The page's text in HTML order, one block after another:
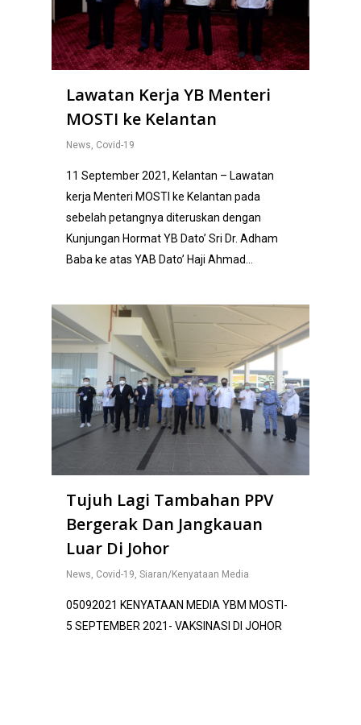
Lawatan Kerja YB Menteri
MOSTI ke Kelantan
News Covid-19
11 September 2021, Kelantan – Lawatan
kerja Menteri MOSTI ke Kelantan pada
sebelah petangnya diteruskan dengan
Kunjungan Hormat YB Dato’ Sri Dr. Adham
Baba ke atas YAB Dato’ Haji Ahmad…
Tujuh Lagi Tambahan PPV
Bergerak Dan Jangkauan
Luar Di Johor
News Covid-19 ,Siaran/Kenyataan Media
05092021 KENYATAAN MEDIA YBM MOSTI-
5 SEPTEMBER 2021- VAKSINASI DI JOHOR